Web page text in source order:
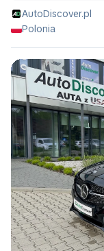
AutoDiscover.pl
Polonia